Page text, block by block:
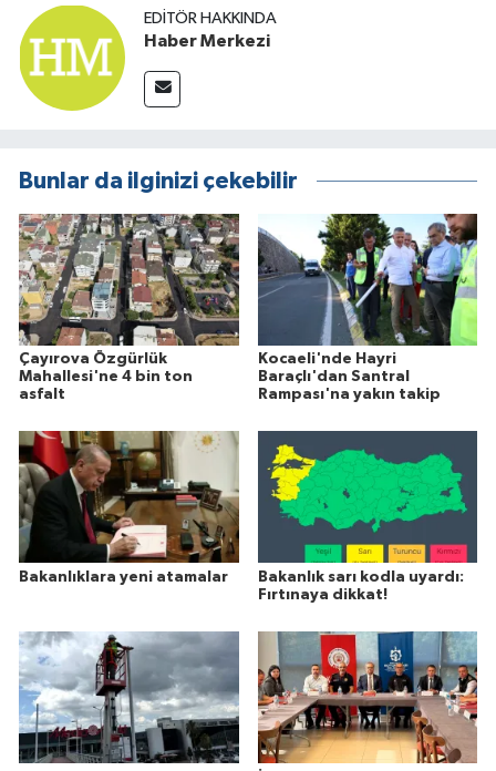
EDITÖR HAKKINDA
Haber Merkezi
Bunlar da ilginizi çekebilir
Çayırova Özgürlük
Mahallesi'ne 4 bin ton
asfalt
Kocaeli'nde Hayri
Baraçlı'dan Santral
Rampası'na yakın takip
Bakanlıklara yeni atamalar
Bakanlık sarı kodla uyardı:
Fırtınaya dikkat!